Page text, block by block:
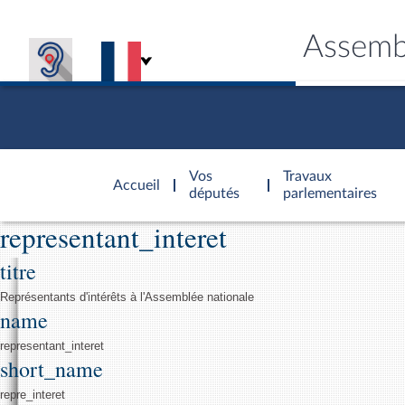
Accueil
d'accueil
Vos
députés
Travaux
parlementaires
Général
representant_interet
titre
Représentants d'intérêts à l'Assemblée nationale
name
representant_interet
short_name
repre_interet